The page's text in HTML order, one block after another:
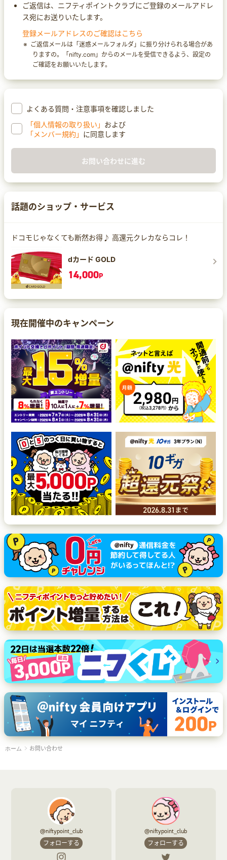
ご返信は、ニフティポイントクラブにご登録のメールアドレ
ス宛にお送りいたします。
登録メールアドレスのご確認はこちら
ご返信メールは「迷惑メールフォルダ」に振り分けられる場合があ
りますの。「nifty.com」からのメールを受信できるよう、設定の
ご確認をお願いいたします。
よくある質問・注意事項を確認しました
「個人情報の取り扱い」 および
「メンバー規約」 に同意します
お問い合わせに進む
話題のショップ・サービス
ドコモじゃなくても断然お得♪ 高還元クレカならコレ！
dカード GOLD
14,000P
現在開催中のキャンペーン
ホーム お問い合わせ
@niftypoint_club
フォローする
@niftypoint_club
フォローする